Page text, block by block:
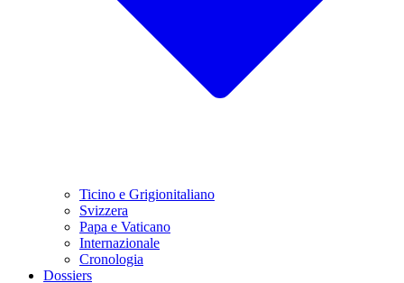
Ticino e Grigionitaliano
Svizzera
Papa e Vaticano
Internazionale
Cronologia
Dossiers